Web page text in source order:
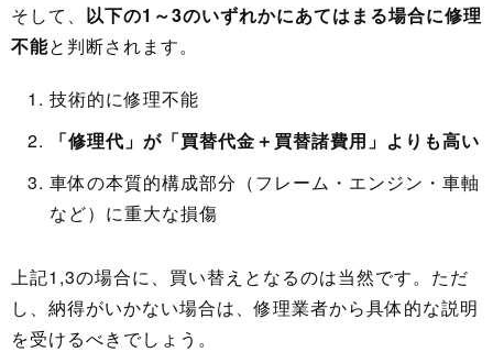
そして、 以下の1～3のいずれかにあてはまる場合に修理
不能と判断されます。
技術的に修理不能
「修理代」が「買替代金＋買替諸費用」よりも高い
車体の本質的構成部分（フレーム・エンジン・車軸
など）に重大な損傷
上記1,3の場合に、買い替えとなるのは当然です。ただ
し、納得がいかない場合は、修理業者から具体的な説明
を受けるべきでしょう。